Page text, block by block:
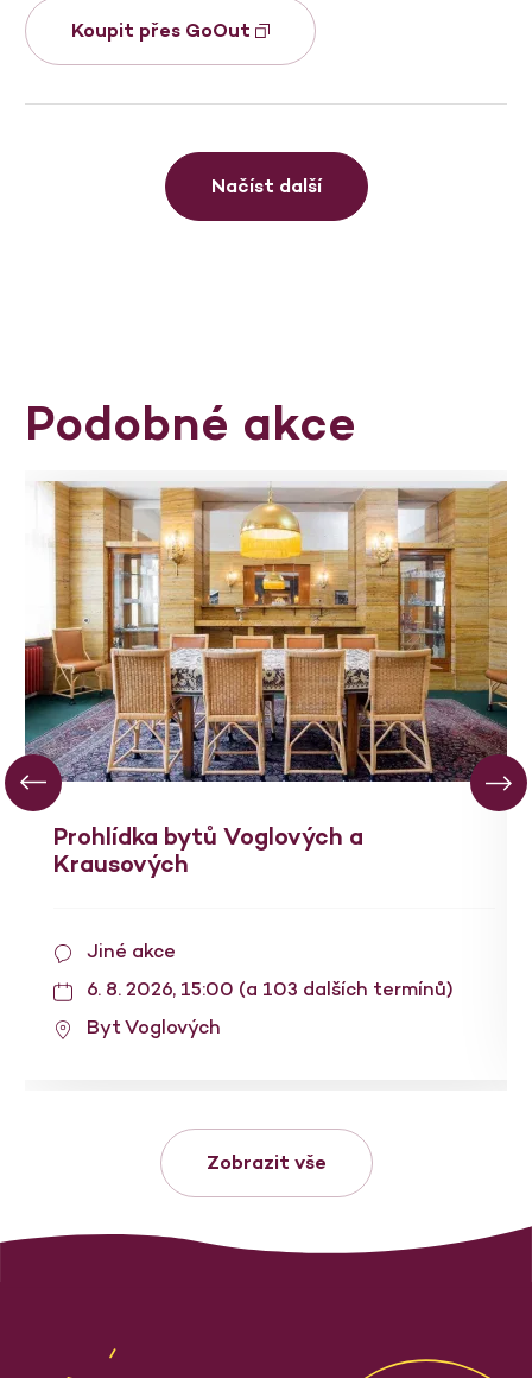
Koupit přes GoOut
Načíst další
Podobné akce
Prohlídka bytů Voglových a
Krausových
Jiné akce
6. 8. 2026, 15:00 (a 103 dalších termínů)
Byt Voglových
Zobrazit vše